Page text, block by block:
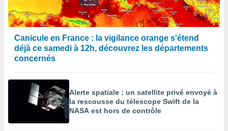
Canicule en France : la vigilance orange s'étend
déjà ce samedi à 12h, découvrez les départements
concernés
Alerte spatiale : un satellite privé envoyé à
la rescousse du télescope Swift de la
NASA est hors de contrôle